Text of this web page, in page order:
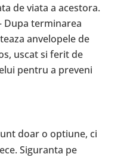
de viata a acestora.
Dupa terminarea
anvelopele de
uscat si ferit de
pentru a preveni
doar o optiune, ci
Siguranta pe